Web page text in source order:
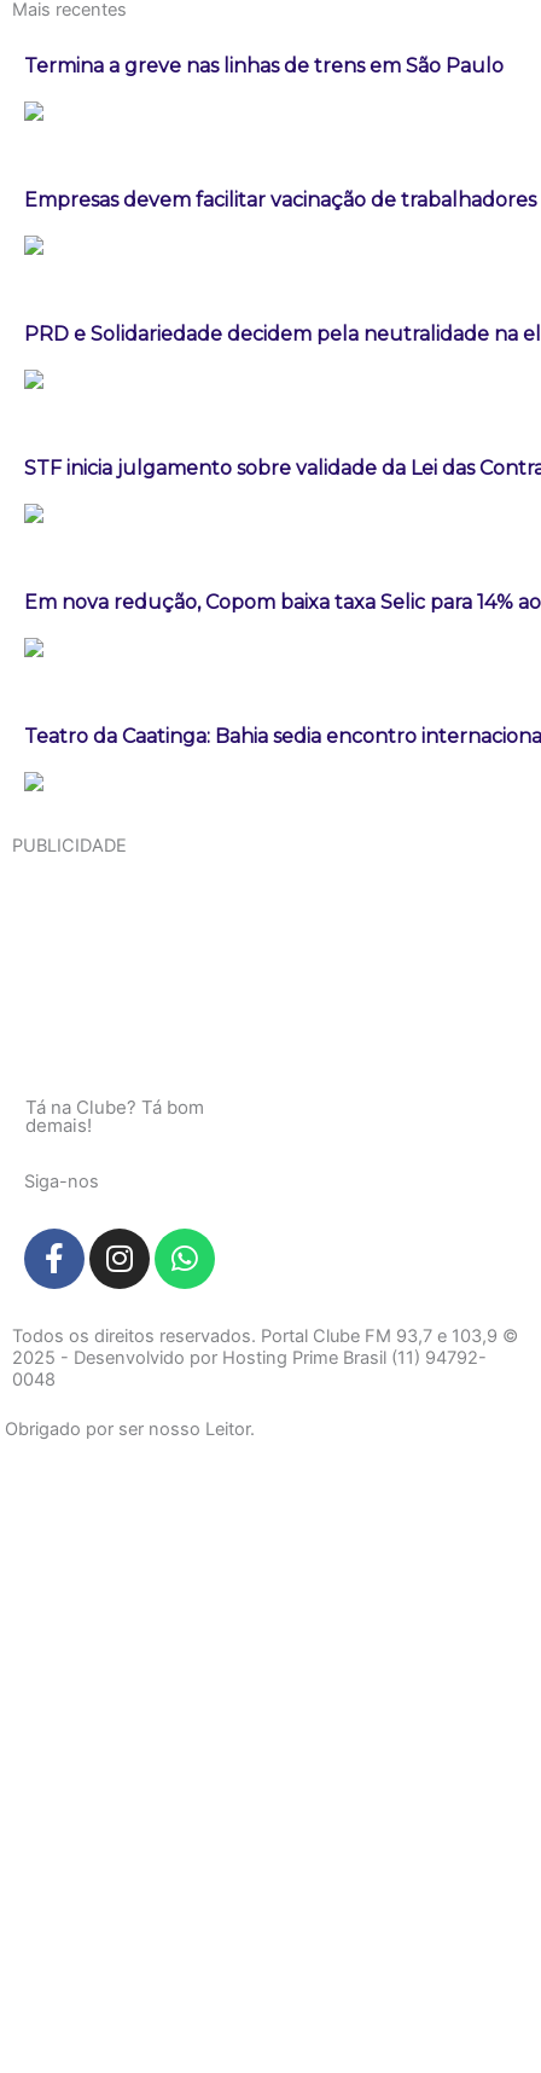
Mais recentes
Termina a greve nas linhas de trens em São Paulo
Empresas devem facilitar vacinação de
PRD e Solidariedade decidem pela neutralidade na
STF inicia julgamento sobre validade da Lei das
Em nova redução, Copom baixa taxa Selic para 14%
Teatro da Caatinga: Bahia sedia encontro
PUBLICIDADE
Tá na Clube? Tá bom
demais!
Siga-nos
F
a
e
b
o
o
I
n
t
a
r
W
h
t
s
p
Todos os direitos reservados. Portal Clube FM 93,7 e 103,9 ©
2025 - Desenvolvido por Hosting Prime Brasil (11) 94792-
0048
Obrigado por ser nosso Leitor.